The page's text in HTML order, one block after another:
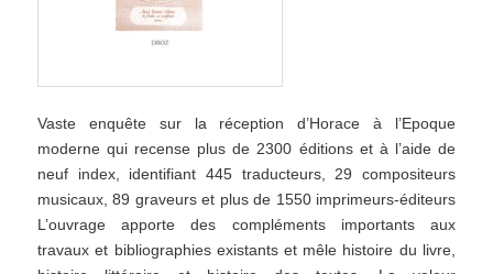
Vaste enquête sur la réception d’Horace à l’Epoque
moderne qui recense plus de 2300 éditions et à l’aide de
neuf index, identifiant 445 traducteurs, 29 compositeurs
musicaux, 89 graveurs et plus de 1550 imprimeurs-éditeurs
L’ouvrage apporte des compléments importants aux
travaux et bibliographies existants et mêle histoire du livre,